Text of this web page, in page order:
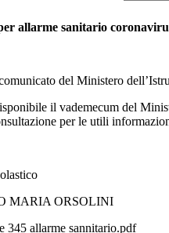
allarme sanitario
del Ministero
il vademecum del
per le utili
MARIA ORSOLINI
345 allarme sannitario.pdf